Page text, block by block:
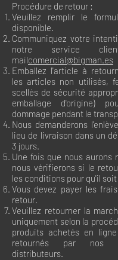
Procédure de retour :
Veuillez remplir le
disponible.
Communiquez votre
notre service
mailcomercial@bigman.es
Emballez l'article à
les articles non utilisés,
scellés de sécurité
emballage d'origine)
dommage pendant le
Nous demanderons
lieu de livraison dans un
3 jours.
Une fois que nous aurons
nous vérifierons si le
les conditions pour qu'il
Vous devez payer les
retour.
Veuillez retourner la
uniquement selon la
produits achetés en
retournés par nos
distributeurs.